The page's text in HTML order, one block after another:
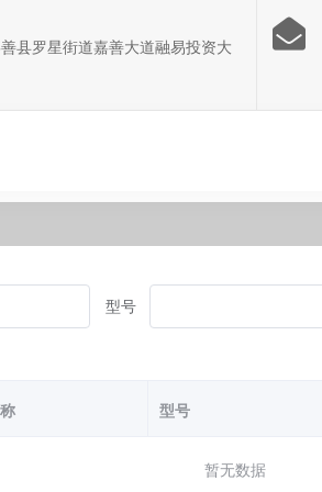
县罗星街道嘉善大道融易投资大
型号
型号
暂无数据